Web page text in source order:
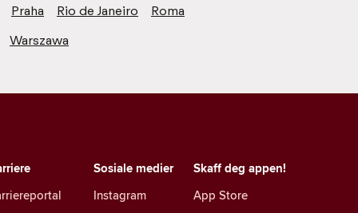
Praha Rio de Janeiro
Roma
Warszawa
Sosiale medier
Instagram
Skaff deg appen!
App Store